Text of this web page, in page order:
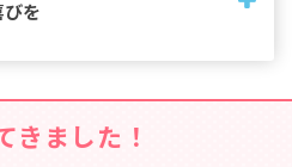
びを
。1歳で食材に触れ、5歳児は買
育に沿って食への関心を育み
きました！